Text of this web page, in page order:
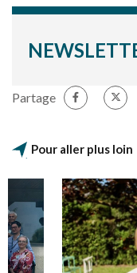
Partage
Pour aller plus loin